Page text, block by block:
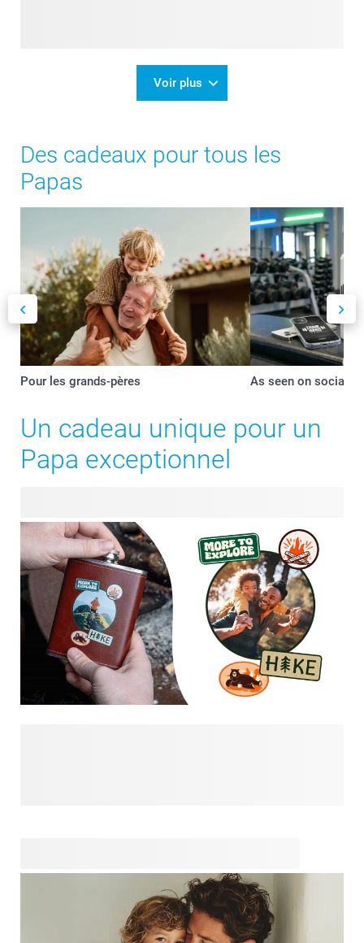
Voir plus
Des cadeaux pour tous les
Papas
Pour les grands-pères As seen on socials
Un cadeau unique pour un
Papa exceptionnel
cadeau devient ainsi plus facile, plus personnel et bien plus
agréable dès le premier clic.